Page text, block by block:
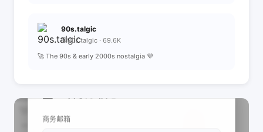
90s.talgic
@90s.talgic · 69.6K
🚀 The 90s & early 2000s nostalgia 💜
商务邮箱